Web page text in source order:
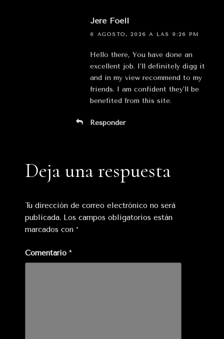
Jere Foell
6 AGOSTO, 2026 A LAS 9:26 PM
Hello there, You have done an
excellent job. I’ll definitely digg it
and in my view recommend to my
friends. I am confident they’ll be
benefited from this site.
Responder
Deja una respuesta
Tu dirección de correo electrónico no será
publicada. Los campos obligatorios están
marcados con *
Comentario *